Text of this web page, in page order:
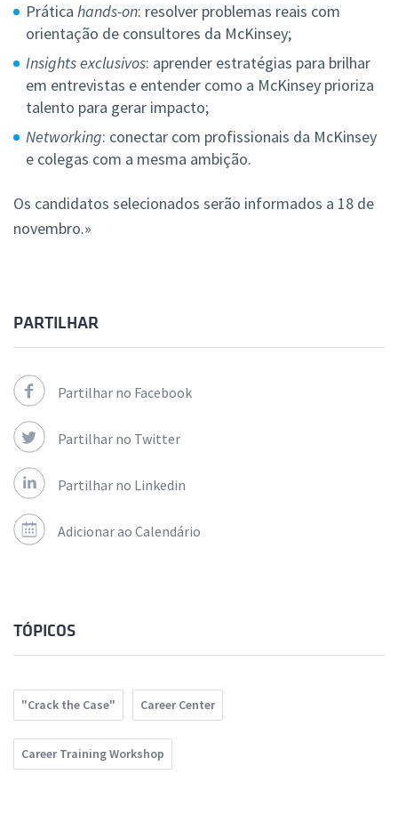
Prática hands-on: resolver problemas reais com
orientação de consultores da McKinsey;
Insights exclusivos: aprender estratégias para brilhar
em entrevistas e entender como a McKinsey prioriza
talento para gerar impacto;
Networking: conectar com profissionais da McKinsey
e colegas com a mesma ambição.
Os candidatos selecionados serão informados a 18 de
novembro.»
PARTILHAR
Partilhar no Facebook
Partilhar no Twitter
Partilhar no Linkedin
Adicionar ao Calendário
TÓPICOS
"Crack the Case" Career Center
Career Training Workshop